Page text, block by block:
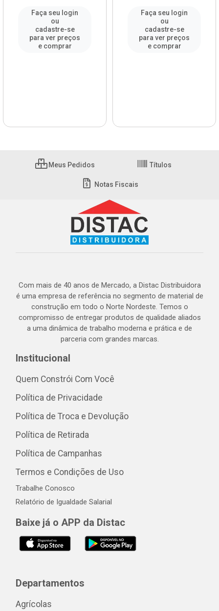
Faça seu login
ou
cadastre-se
para ver preços
e comprar
Faça seu login
ou
cadastre-se
para ver preços
e comprar
Meus Pedidos Títulos
Notas Fiscais
Com mais de 40 anos de Mercado, a Distac Distribuidora
é uma empresa de referência no segmento de material de
construção em todo o Norte Nordeste. Temos o
compromisso de entregar produtos de qualidade aliados
a uma dinâmica de trabalho moderna e prática e de
parceria com grandes marcas.
Institucional
Quem Constrói Com Você
Política de Privacidade
Política de Troca e Devolução
Política de Retirada
Política de Campanhas
Termos e Condições de Uso
Trabalhe Conosco
Relatório de Igualdade Salarial
Baixe já o APP da Distac
Departamentos
Agrícolas